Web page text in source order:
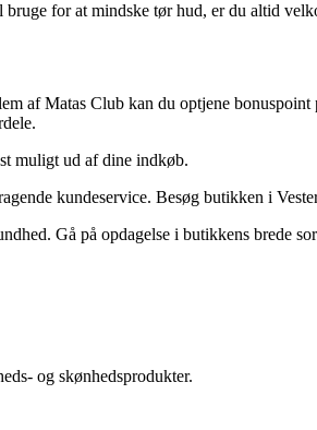
for at mindske tør hud, er du altid
af Matas Club kan du optjene
muligt ud af dine indkøb.
kundeservice. Besøg butikken i
Gå på opdagelse i butikkens brede
og skønhedsprodukter.